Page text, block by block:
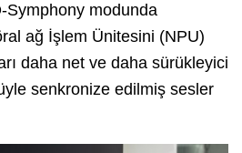
Symphony modunda
ağ İşlem Ünitesini (NPU)
daha net ve daha sürükleyici
senkronize edilmiş sesler